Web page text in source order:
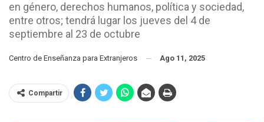
en género, derechos humanos, política y sociedad,
entre otros; tendrá lugar los jueves del 4 de
septiembre al 23 de octubre
Centro de Enseñanza para Extranjeros Ago 11, 2025
Compartir